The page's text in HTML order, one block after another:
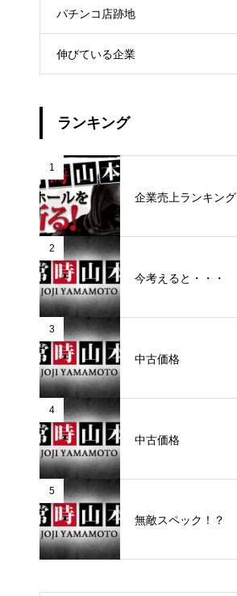
パチンコ店跡地
伸びている企業
ランキング
1
企業売上ランキング
2
今考えると・・・
3
中古価格
4
中古価格
5
無敵スペック！？